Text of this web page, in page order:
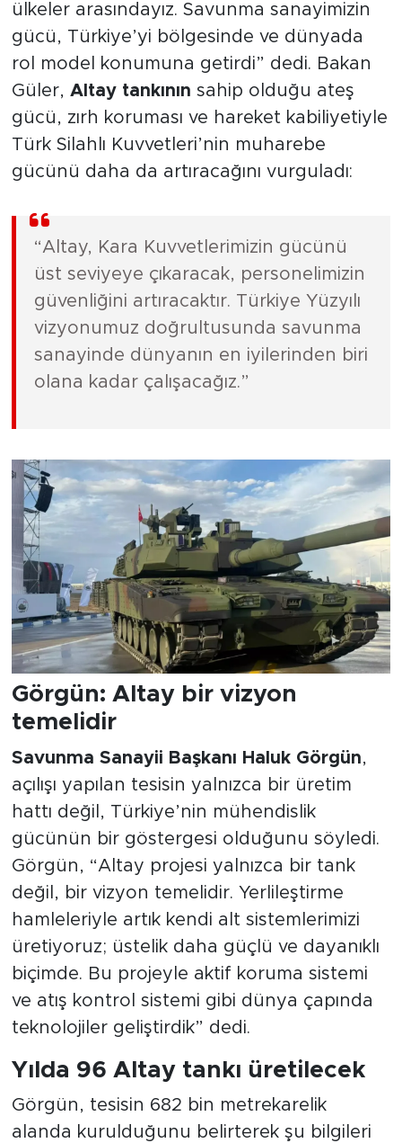
ülkeler arasındayız. Savunma sanayimizin
gücü, Türkiye’yi bölgesinde ve dünyada
rol model konumuna getirdi” dedi. Bakan
Güler, Altay tankının sahip olduğu ateş
gücü, zırh koruması ve hareket kabiliyetiyle
Türk Silahlı Kuvvetleri’nin muharebe
gücünü daha da artıracağını vurguladı:
“Altay, Kara Kuvvetlerimizin gücünü
üst seviyeye çıkaracak, personelimizin
güvenliğini artıracaktır. Türkiye Yüzyılı
vizyonumuz doğrultusunda savunma
sanayinde dünyanın en iyilerinden biri
olana kadar çalışacağız.”
Görgün: Altay bir vizyon
temelidir
Savunma Sanayii Başkanı Haluk Görgün,
açılışı yapılan tesisin yalnızca bir üretim
hattı değil, Türkiye’nin mühendislik
gücünün bir göstergesi olduğunu söyledi.
Görgün, “Altay projesi yalnızca bir tank
değil, bir vizyon temelidir. Yerlileştirme
hamleleriyle artık kendi alt sistemlerimizi
üretiyoruz; üstelik daha güçlü ve dayanıklı
biçimde. Bu projeyle aktif koruma sistemi
ve atış kontrol sistemi gibi dünya çapında
teknolojiler geliştirdik” dedi.
Yılda 96 Altay tankı üretilecek
Görgün, tesisin 682 bin metrekarelik
alanda kurulduğunu belirterek şu bilgileri